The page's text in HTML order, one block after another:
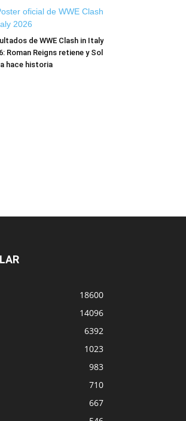
de WWE Clash in Italy
Roman Reigns retiene y Sol
hace historia
18600
14096
6392
1023
983
710
667